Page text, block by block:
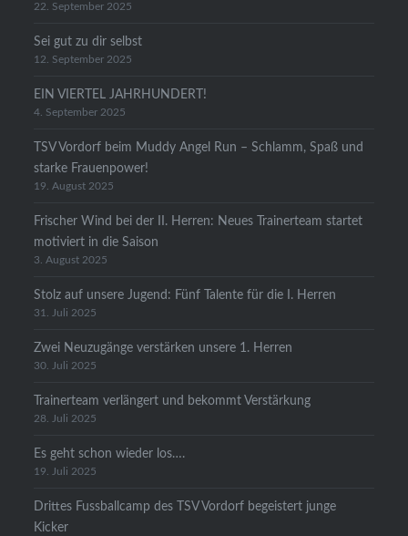
22. September 2025
Sei gut zu dir selbst
12. September 2025
EIN VIERTEL JAHRHUNDERT!
4. September 2025
TSV Vordorf beim Muddy Angel Run – Schlamm, Spaß und
starke Frauenpower!
19. August 2025
Frischer Wind bei der II. Herren: Neues Trainerteam startet
motiviert in die Saison
3. August 2025
Stolz auf unsere Jugend: Fünf Talente für die I. Herren
31. Juli 2025
Zwei Neuzugänge verstärken unsere 1. Herren
30. Juli 2025
Trainerteam verlängert und bekommt Verstärkung
28. Juli 2025
Es geht schon wieder los….
19. Juli 2025
Drittes Fussballcamp des TSV Vordorf begeistert junge
Kicker